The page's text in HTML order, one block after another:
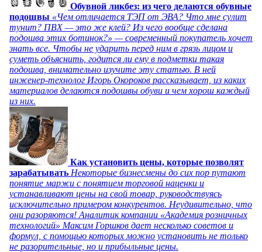
Обувной ликбез: из чего делаются обувные
подошвы «Чем отличается ТЭП от ЭВА? Что мне сулит
тунит? ПВХ — это же клей? Из чего вообще сделана
подошва этих ботинок?» — современный покупатель хочет
знать все. Чтобы не ударить перед ним в грязь лицом и
суметь объяснить, годится ли ему в подметки такая
подошва, внимательно изучите эту статью. В ней
инженер-технолог Игорь Окороков рассказывает, из каких
материалов делаются подошвы обуви и чем хорош каждый
из них.
Как установить цены, которые позволят
зарабатывать Некоторые бизнесмены до сих пор путают
понятие маржи с понятием торговой наценки и
устанавливают цены на свой товар, руководствуясь
исключительно примером конкурентов. Неудивительно, что
они разоряются! Аналитик компании «Академия розничных
технологий» Максим Горшков дает несколько советов и
формул, с помощью которых можно установить не только
не разорительные, но и прибыльные цены.